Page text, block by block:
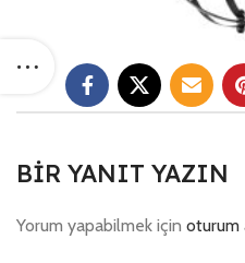
BIR YANIT YAZIN
Yorum yapabilmek için oturum